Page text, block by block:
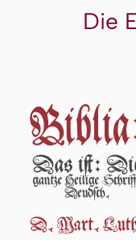
Die